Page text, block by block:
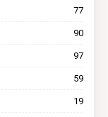
77
90
97
59
19